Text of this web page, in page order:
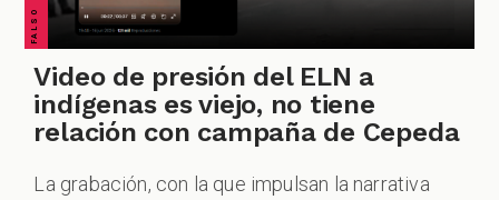
Video de presión del ELN a
indígenas es viejo, no tiene
relación con campaña de Cepeda
La grabación, con la que impulsan la narrativa